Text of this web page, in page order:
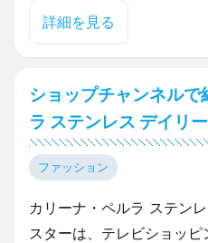
詳細を見る
ショップチャンネル
ラ ステンレス デイリ
ファッション
カリーナ・ペルラ ステン
スターは、テレビショッ